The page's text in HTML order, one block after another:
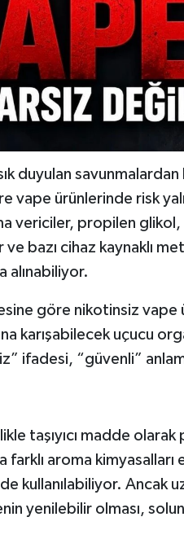
duyulan
ürünlerinde risk
vericiler, propilen
bazı cihaz kaynaklı
alınabiliyor.
göre nikotinsiz vape
karışabilecek uçucu
ifadesi, “güvenli”
taşıyıcı madde
farklı aroma kimyasalları
kullanılabiliyor. Ancak
yenilebilir olması,